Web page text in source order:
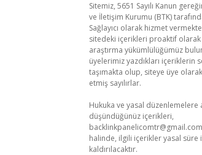
Sitemiz, 5651 Sayılı Kanun
ve İletişim Kurumu (BTK)
Sağlayıcı olarak hizmet
sitedeki içerikleri proaktif
araştırma yükümlülüğümüz
üyelerimiz yazdıkları içeriklerin
taşımakta olup, siteye üye
etmiş sayılırlar.
Hukuka ve yasal düzenlemelere
düşündüğünüz içerikleri,
backlinkpanelicomtr@gmail.com
halinde, ilgili içerikler yasal
kaldırılacaktır.